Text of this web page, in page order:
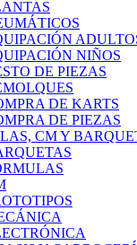
NIÑOS
DE PIEZAS
DE KARTS
DE PIEZAS
CM Y